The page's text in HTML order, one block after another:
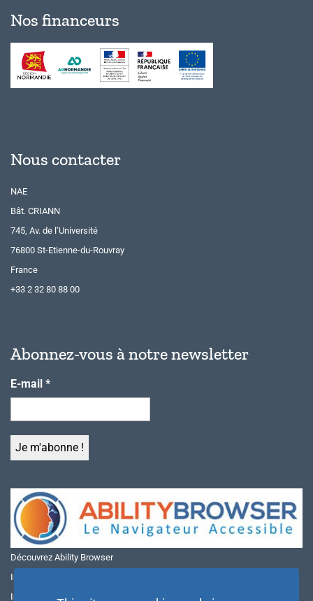
Nos financeurs
Nous contacter
NAE
Bât. CRIANN
745, Av. de l’Université
76800 St-Etienne-du-Rouvray
France
+33 2 32 80 88 00
Abonnez-vous à notre newsletter
E-mail *
Découvrez Ability Browser
Installer Ability Browser sur Windows
Installer Ability Browser sur Mac